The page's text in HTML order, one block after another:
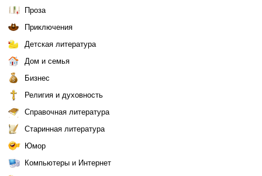
Проза
Приключения
Детская литература
Дом и семья
Бизнес
Религия и духовность
Справочная литература
Старинная литература
Юмор
Компьютеры и Интернет